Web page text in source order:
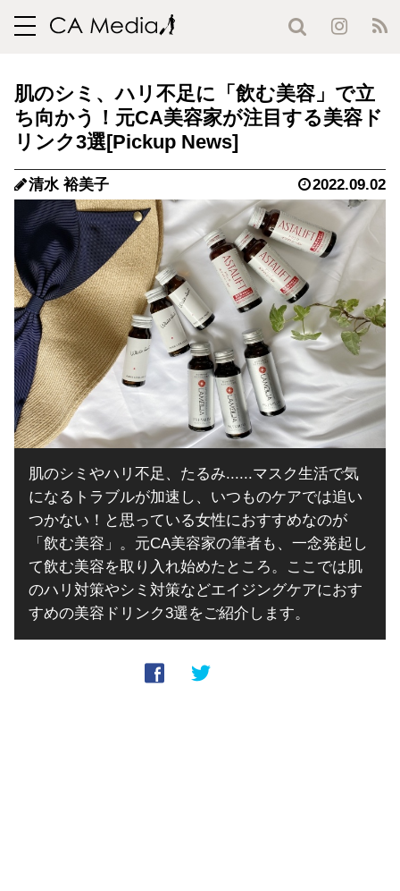
toggle
肌のシミ、ハリ不足に「飲む美容」で立
ち向かう！元CA美容家が注目する美容ド
リンク3選
清水 裕美子 2022.09.02
肌のシミやハリ不足、たるみ......マスク生活で気
になるトラブルが加速し、いつものケアでは追い
つかない！と思っている女性におすすめなのが
「飲む美容」。元CA美容家の筆者も、一念発起し
て飲む美容を取り入れ始めたところ。ここでは肌
のハリ対策やシミ対策などエイジングケアにおす
すめの美容ドリンク3選をご紹介します。